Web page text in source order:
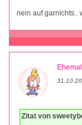
nein auf garnichts..
Zitat von